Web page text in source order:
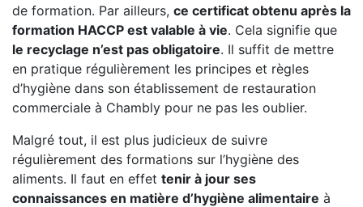
de formation. Par ailleurs, ce certificat obtenu après la
formation HACCP est valable à vie. Cela signifie que
le recyclage n’est pas obligatoire. Il suffit de mettre
en pratique régulièrement les principes et règles
d’hygiène dans son établissement de restauration
commerciale à Chambly pour ne pas les oublier.
Malgré tout, il est plus judicieux de suivre
régulièrement des formations sur l’hygiène des
aliments. Il faut en effet tenir à jour ses
connaissances en matière d’hygiène alimentaire à